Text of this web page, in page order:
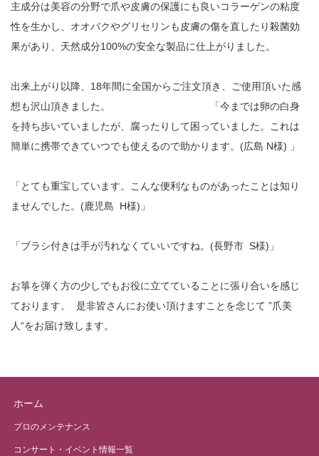
主成分は美容の分野で爪や皮膚の保護にも良いコラーゲンの粘度
性を生かし、オオバクやグリセリンも皮膚の傷を直したり殺菌効
果があり、天然成分100%の安全な製品に仕上がりました。
出来上がり以降、18年間に全国からご注文頂き、ご使用頂いた感
想も沢山頂きました。 「今までは卵の白身
を持ち歩いていましたが、腐ったりして困っていました。これは
簡単に携帯できていつでも使えるので助かります。(広島 N様) 」
「とても重宝しています。こんな便利なものがあったことは知り
ませんでした。(鹿児島 H様)」
「ブラシ付きは手が汚れなくていいですね。(長野市 S様)」
お箏を弾く方の少しでもお役に立てていることに張り合いを感じ
ております。 是非皆さんにお使い頂けますことを念じて ”爪美
人“をお届け致します。
ホーム
プロのメンテナンス
コンサート・イベント情報一覧